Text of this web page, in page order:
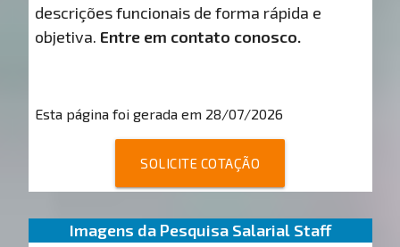
descrições funcionais de forma rápida e
objetiva. Entre em contato conosco.
Esta página foi gerada em 28/07/2026
SOLICITE COTAÇÃO
Imagens da Pesquisa Salarial Staff